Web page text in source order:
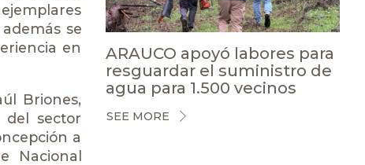
se
en
Briones,
sector
a
Nacional
ARAUCO apoyó labores para
resguardar el suministro de
agua para 1.500 vecinos
SEE MORE